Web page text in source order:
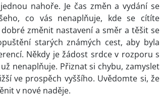
nahoře. Je čas změn a vydání se
co vás nenaplňuje, kde se cítíte
změnit nastavení a směr a těšit se
starých známých cest, aby byla
Někdy je žádost srdce v rozporu s
nenaplňuje. Přiznat si chybu, zamyslet
ve prospěch vyššího. Uvědomte si, že
v nové naděje.